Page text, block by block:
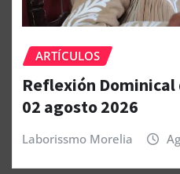
ARTÍCULOS
Reflexión
02 agosto 2026
Laborissmo Morelia